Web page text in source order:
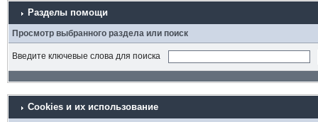
Разделы помощи
Просмотр выбранного раздела или поиск
Введите ключевые слова для поиска
Cookies и их использование